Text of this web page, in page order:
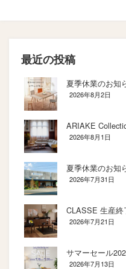
最近の投稿
夏季休業のお知
2026年8月2日
ARIAKE
2026年8月1日
夏季休業のお知
2026年7月31日
CLASSE 生産終
2026年7月21日
サマーセール
2026年7月13日